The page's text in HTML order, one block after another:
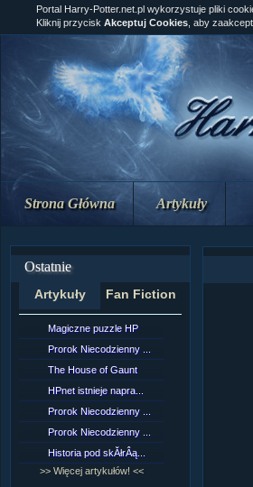
Strona Główna Artykuły
Ostatnie
Artykuły Fan Fiction
Magiczne puzzle HP
Prorok Niecodzienny ...
The House of Gaunt
HPnet istnieje napra...
Prorok Niecodzienny ...
Prorok Niecodzienny ...
Historia pod skĂłrÂą...
>> Więcej artykułów! <<
Portal Harry-Potter.net.pl wykorzystuje pliki
Kliknij przycisk Akceptuj Cookies , aby